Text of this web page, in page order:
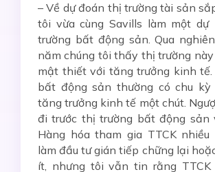
– Về dự đoán thị trường tài sản
tôi vừa cùng Savills làm một dự
trường bất động sản. Qua
năm chúng tôi thấy thị trường
mật thiết với tăng trưởng kinh tế.
bất động sản thường có chu kỳ
tăng trưởng kinh tế một chút.
đi trước thị trường bất động sản
Hàng hóa tham gia TTCK
làm đầu tư gián tiếp chững lại
ít, nhưng tôi vẫn tin rằng TTCK